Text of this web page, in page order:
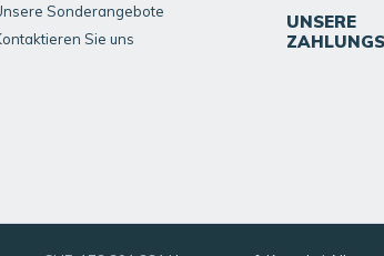
Sonderangebote
Sie uns
UNSERE